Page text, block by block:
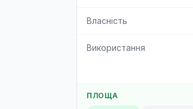
Власність
Використання
ПЛОЩА